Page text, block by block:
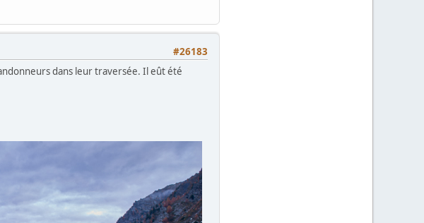
#26183
dans leur traversée. Il eût été